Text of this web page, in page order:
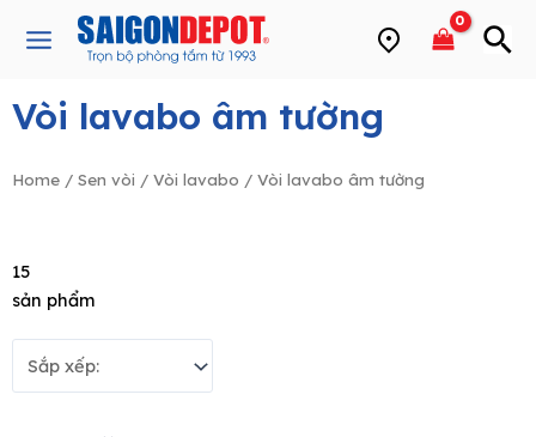
Main
Vòi lavabo âm tường
Home / Sen vòi / Vòi lavabo / Vòi lavabo âm tường
15
sản phẩm